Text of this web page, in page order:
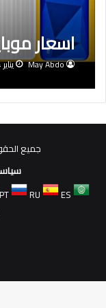
اسعار
May Abdo يناير 4, 2022
جميع
PT RU
ES